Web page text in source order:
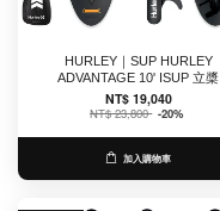
HURLEY｜SUP HURLEY
ADVANTAGE 10' ISUP 立槳
NT$ 19,040
NT$ 23,800 -20%
加入購物車